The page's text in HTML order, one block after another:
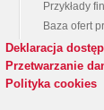
Przykłady
Baza ofert
Deklaracja
Przetwarzanie
Polityka cookies